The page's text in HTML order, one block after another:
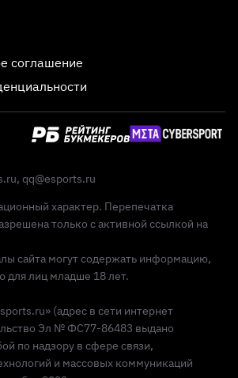
соглашение
qq@esports.ru
характер. Перепечатка
только с активной ссылкой на
сайта могут содержать информацию,
для лиц младше 18 лет.
(адрес в сети интернет
Эл № ФС77-86483 выдано
по надзору в сфере связи,
и массовых коммуникаций